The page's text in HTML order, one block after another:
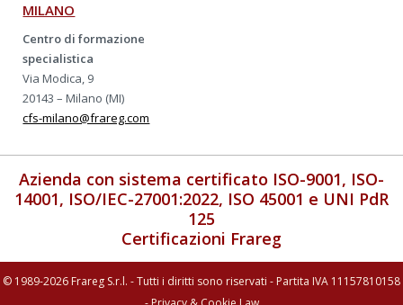
MILANO
Centro di formazione
specialistica
Via Modica, 9
20143 – Milano (MI)
cfs-milano@frareg.com
Azienda con sistema certificato ISO-9001, ISO-
14001, ISO/IEC-27001:2022, ISO 45001 e UNI PdR
125
Certificazioni Frareg
© 1989-2026 Frareg S.r.l. - Tutti i diritti sono riservati - Partita IVA 11157810158